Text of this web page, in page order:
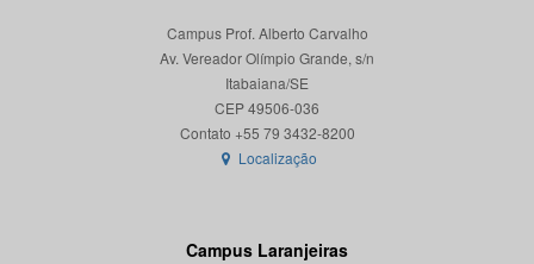
Campus Prof. Alberto Carvalho
Av. Vereador Olímpio Grande, s/n
Itabaiana/SE
CEP 49506-036
Localização
Campus Laranjeiras